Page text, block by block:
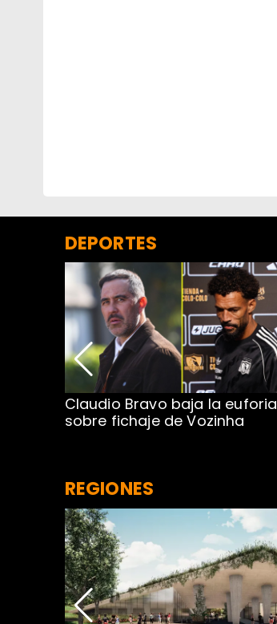
DEPORTES
Claudio Bravo baja la euforia
sobre fichaje de Vozinha
REGIONES